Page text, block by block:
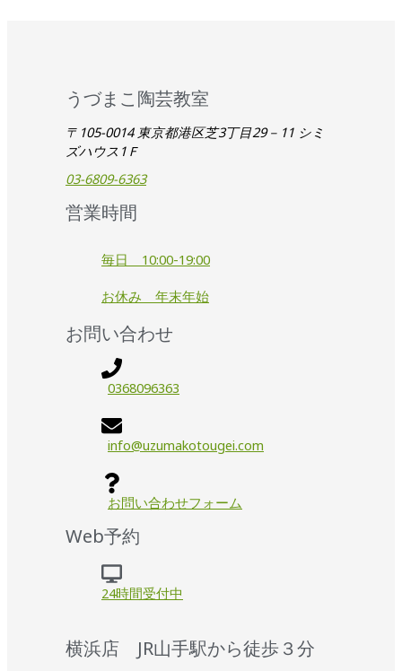
うづまこ陶芸教室
〒105-0014 東京都港区芝3丁目29－11 シミ
ズハウス1Ｆ
03-6809-6363
営業時間
毎日 10:00-19:00
お休み 年末年始
お問い合わせ
0368096363
info@uzumakotougei.com
お問い合わせフォーム
Web予約
24時間受付中
横浜店 JR山手駅から徒歩３分